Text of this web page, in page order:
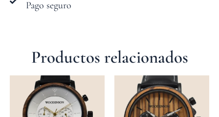
Pago seguro
Productos relacionados